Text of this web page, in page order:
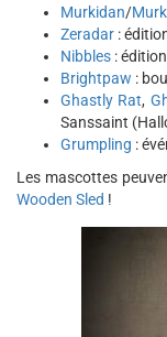
Murkidan/
Zeradar :
Nibbles :
Brightpaw :
Ghastly Rat,
Sanssaint
Grumpling :
Les mascottes
Wooden Sled !